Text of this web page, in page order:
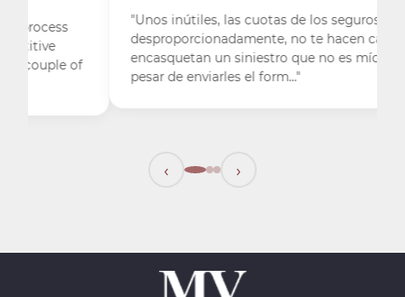
"Unos inútiles, las cuotas de los seguros suben
desproporcionadamente, no te hacen caso, me
encasquetan un siniestro que no es mío y a
pesar de enviarles el form…"